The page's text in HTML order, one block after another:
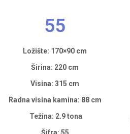
55
Ložište: 170×90 cm
Širina: 220 cm
Visina: 315 cm
Radna visina kamina: 88 cm
Težina: 2.9 tona